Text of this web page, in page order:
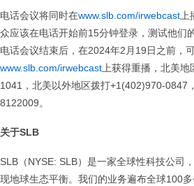
电话会议将同时在www.slb.com/irwebcast上
众应该在电话开始前15分钟登录，测试他们
电话会议结束后，在2024年2月19日之前，
www.slb.com/irwebcast上获得重播，北美地
1041，北美以外地区拨打+1(402)970-0847
8122009。
关于SLB
SLB（NYSE: SLB）是一家全球性科技公司
现地球生态平衡。我们的业务遍布全球100